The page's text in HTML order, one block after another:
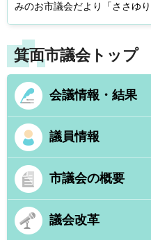
みのお市議会だより「ささゆ
箕面市議会トップ
会議情報・結果
議員情報
市議会の概要
議会改革